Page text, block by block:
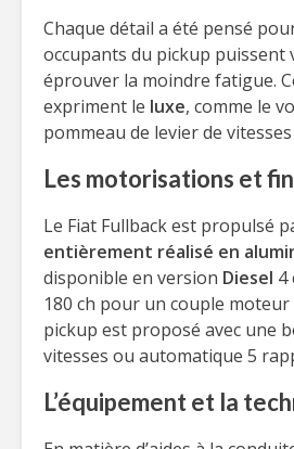
Chaque détail a été pensé
occupants du pickup puissent
éprouver la moindre fatigue.
expriment le luxe, comme le
pommeau de levier de
Les motorisations et
Le Fiat Fullback est propulsé
entièrement réalisé en
disponible en version Diesel 4
180 ch pour un couple moteur
pickup est proposé avec une
vitesses ou automatique 5
L’équipement et la